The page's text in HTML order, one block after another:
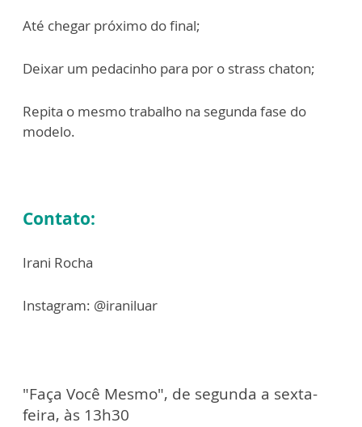
Até chegar próximo do final;
Deixar um pedacinho para por o strass chaton;
Repita o mesmo trabalho na segunda fase do
modelo.
Contato:
Irani Rocha
Instagram: @iraniluar
"Faça Você Mesmo", de segunda a sexta-
feira, às 13h30